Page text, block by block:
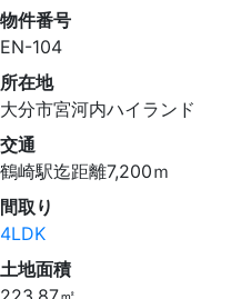
物件番号
EN-104
所在地
大分市宮河内ハイランド
交通
鶴崎駅迄距離7,200ｍ
間取り
4LDK
土地面積